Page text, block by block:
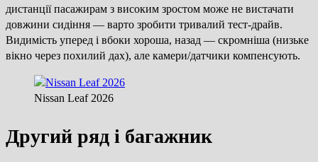
дистанції пасажирам з високим зростом може не вистачати
довжини сидіння — варто зробити тривалий тест-драйв.
Видимість уперед і вбоки хороша, назад — скромніша (низьке
вікно через похилий дах), але камери/датчики компенсують.
Nissan Leaf 2026
Другий ряд і багажник